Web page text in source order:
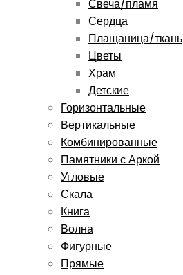
Свеча/пламя
Сердца
Плащаница/ткань
Цветы
Храм
Детские
Горизонтальные
Вертикальные
Комбинированные
Памятники с Аркой
Угловые
Скала
Книга
Волна
Фигурные
Прямые